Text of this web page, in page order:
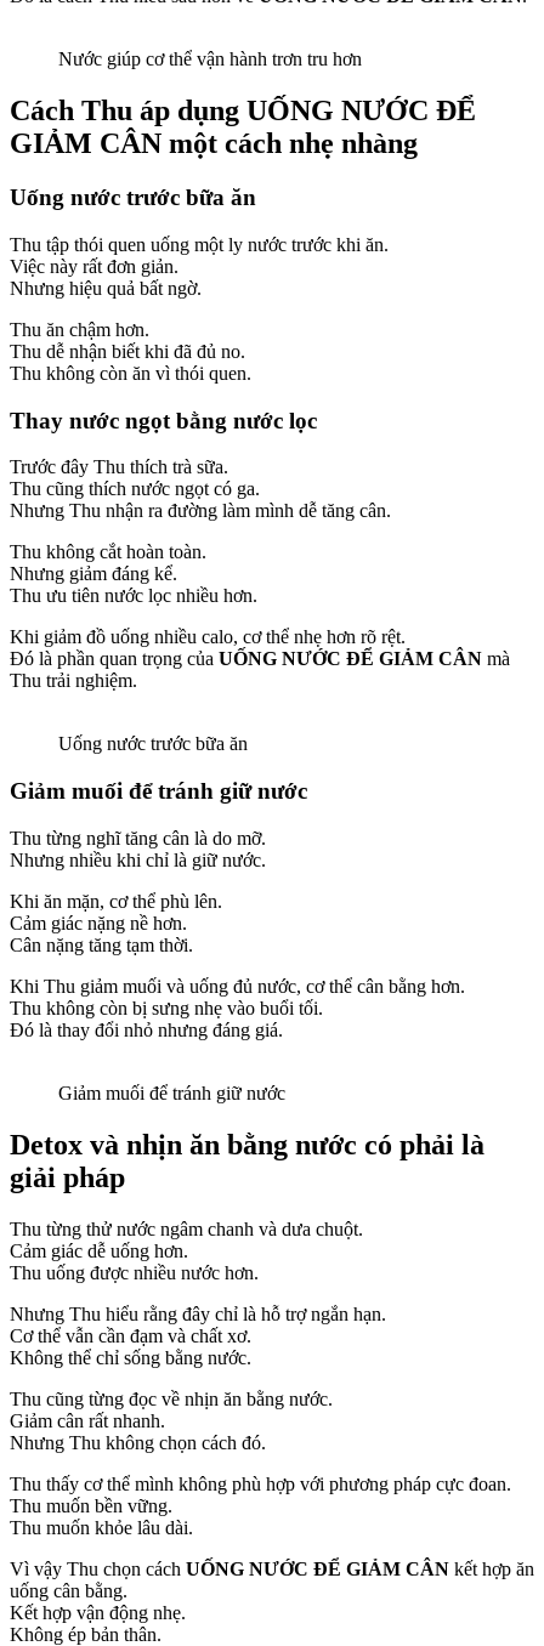
Nước giúp cơ thể vận hành trơn tru hơn
Cách Thu áp dụng UỐNG NƯỚC ĐỂ
GIẢM CÂN một cách nhẹ nhàng
Uống nước trước bữa ăn
Thu tập thói quen uống một ly nước trước khi ăn.
Việc này rất đơn giản.
Nhưng hiệu quả bất ngờ.
Thu ăn chậm hơn.
Thu dễ nhận biết khi đã đủ no.
Thu không còn ăn vì thói quen.
Thay nước ngọt bằng nước lọc
Trước đây Thu thích trà sữa.
Thu cũng thích nước ngọt có ga.
Nhưng Thu nhận ra đường làm mình dễ tăng cân.
Thu không cắt hoàn toàn.
Nhưng giảm đáng kể.
Thu ưu tiên nước lọc nhiều hơn.
Khi giảm đồ uống nhiều calo, cơ thể nhẹ hơn rõ rệt.
Đó là phần quan trọng của UỐNG NƯỚC ĐỂ GIẢM CÂN mà
Thu trải nghiệm.
Uống nước trước bữa ăn
Giảm muối để tránh giữ nước
Thu từng nghĩ tăng cân là do mỡ.
Nhưng nhiều khi chỉ là giữ nước.
Khi ăn mặn, cơ thể phù lên.
Cảm giác nặng nề hơn.
Cân nặng tăng tạm thời.
Khi Thu giảm muối và uống đủ nước, cơ thể cân bằng hơn.
Thu không còn bị sưng nhẹ vào buổi tối.
Đó là thay đổi nhỏ nhưng đáng giá.
Giảm muối để tránh giữ nước
Detox và nhịn ăn bằng nước có phải là
giải pháp
Thu từng thử nước ngâm chanh và dưa chuột.
Cảm giác dễ uống hơn.
Thu uống được nhiều nước hơn.
Nhưng Thu hiểu rằng đây chỉ là hỗ trợ ngắn hạn.
Cơ thể vẫn cần đạm và chất xơ.
Không thể chỉ sống bằng nước.
Thu cũng từng đọc về nhịn ăn bằng nước.
Giảm cân rất nhanh.
Nhưng Thu không chọn cách đó.
Thu thấy cơ thể mình không phù hợp với phương pháp cực đoan.
Thu muốn bền vững.
Thu muốn khỏe lâu dài.
Vì vậy Thu chọn cách UỐNG NƯỚC ĐỂ GIẢM CÂN kết hợp ăn
uống cân bằng.
Kết hợp vận động nhẹ.
Không ép bản thân.